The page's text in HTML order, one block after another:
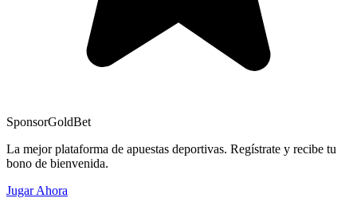
SponsorGoldBet
La mejor plataforma de apuestas deportivas. Regístrate y recibe tu
bono de bienvenida.
Jugar Ahora